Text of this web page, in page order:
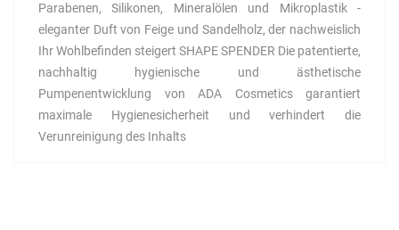
Parabenen, Silikonen, Mineralölen und Mikroplastik -
eleganter Duft von Feige und Sandelholz, der nachweislich
Ihr Wohlbefinden steigert SHAPE SPENDER Die patentierte,
nachhaltig hygienische und ästhetische
Pumpenentwicklung von ADA Cosmetics garantiert
maximale Hygienesicherheit und verhindert die
Verunreinigung des Inhalts